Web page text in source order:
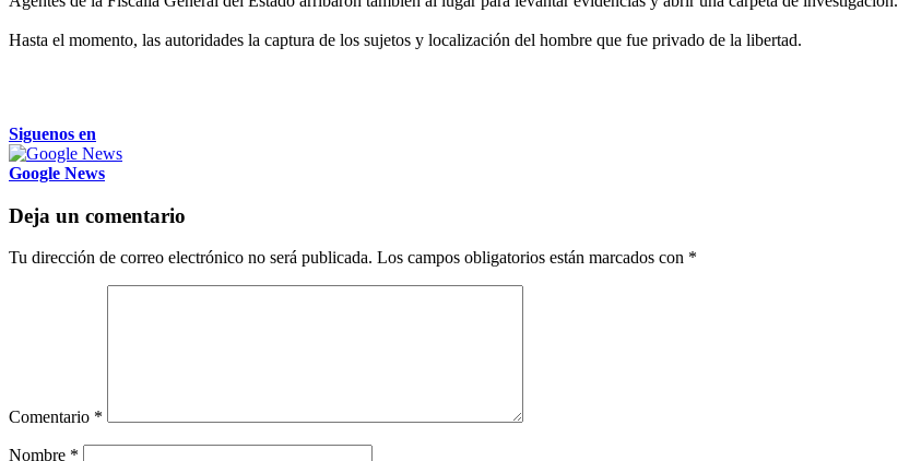
Hasta el momento, las autoridades la captura de los sujetos y localización del hombre que fue privado de la libertad.
Siguenos en
Google News
Deja un comentario
Tu dirección de correo electrónico no será publicada. Los campos obligatorios están marcados con *
Comentario *
Nombre *